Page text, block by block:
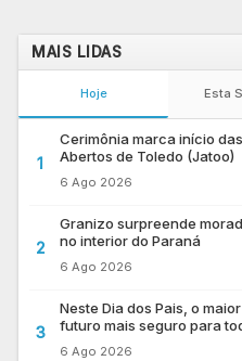
MAIS LIDAS
Hoje Esta
1
Cerimônia marca início
Abertos de Toledo (Jatoo)
6 Ago 2026
2
Granizo surpreende
no interior do Paraná
6 Ago 2026
3
Neste Dia dos Pais, o
futuro mais seguro para
6 Ago 2026